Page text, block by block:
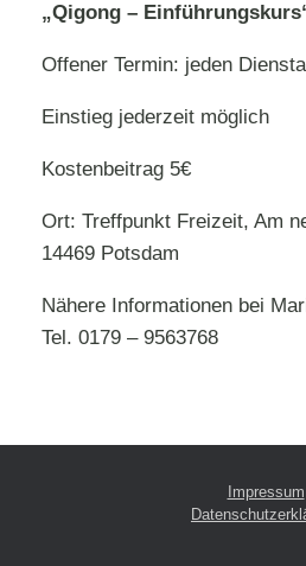
„Qigong –
Offener Termin: jeden
Einstieg jederzeit möglich
Kostenbeitrag 5€
Ort: Treffpunkt Freizeit, Am
14469 Potsdam
Nähere Informationen bei
Tel. 0179 – 9563768
Impressum